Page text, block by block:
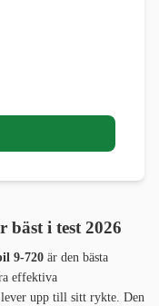
i test 2026
9-720 är den bästa
effektiva
lever upp till sitt rykte. Den